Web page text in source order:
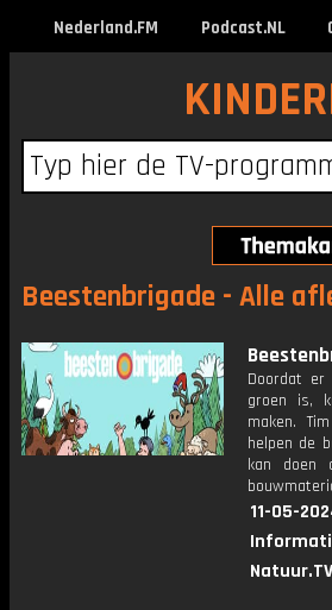
Nederland.FM Podcast.NL
Beestenbrigade - Alle
Doordat
groen is,
maken.
helpen de
kan doen
11-05-
Natuur.TV